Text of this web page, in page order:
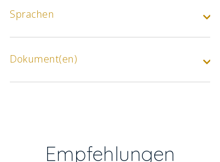
Sprachen
Dokument(en)
Empfehlungen